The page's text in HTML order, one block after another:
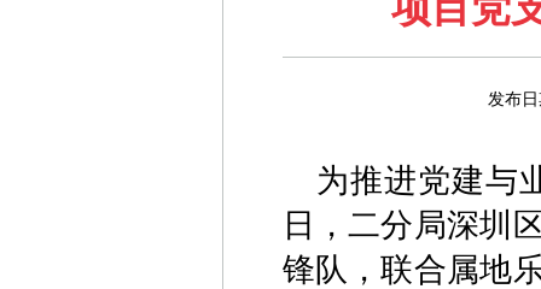
发布
为推进党建与
日，二分局深圳
锋队，联合属地